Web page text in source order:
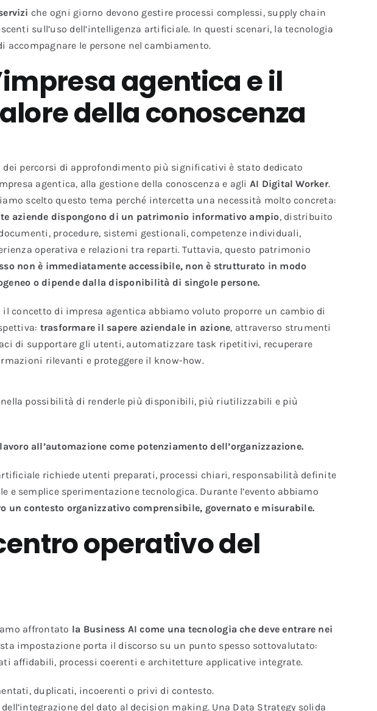
che ogni giorno devono gestire processi complessi, supply chain
sull’uso dell’intelligenza artificiale. In questi scenari, la tecnologia
accompagnare le persone nel cambiamento.
agentica e il
della conoscenza
dei percorsi di approfondimento più significativi è stato dedicato
agentica, alla gestione della conoscenza e agli AI Digital Worker.
scelto questo tema perché intercetta una necessità molto concreta:
aziende dispongono di un patrimonio informativo ampio, distribuito
procedure, sistemi gestionali, competenze individuali,
operativa e relazioni tra reparti. Tuttavia, questo patrimonio
non è immediatamente accessibile, non è strutturato in modo
o dipende dalla disponibilità di singole persone.
il concetto di impresa agentica abbiamo voluto proporre un cambio di
trasformare il sapere aziendale in azione, attraverso strumenti
di supportare gli utenti, automatizzare task ripetitivi, recuperare
rilevanti e proteggere il know-how.
possibilità di renderle più disponibili, più riutilizzabili e più
all’automazione come potenziamento dell’organizzazione.
richiede utenti preparati, processi chiari, responsabilità definite
semplice sperimentazione tecnologica. Durante l’evento abbiamo
un contesto organizzativo comprensibile, governato e misurabile.
operativo del
affrontato la Business AI come una tecnologia che deve entrare nei
impostazione porta il discorso su un punto spesso sottovalutato:
affidabili, processi coerenti e architetture applicative integrate.
duplicati, incoerenti o privi di contesto.
del dato al decision making. Una Data Strategy solida